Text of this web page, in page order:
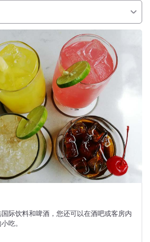
际饮料和啤酒，您还可以在酒吧或客房内
吃。